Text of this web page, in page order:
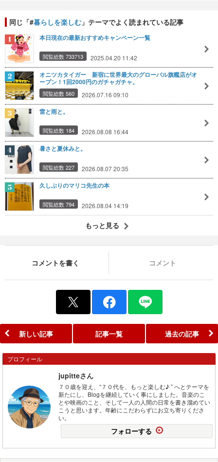
同じ「#暮らしを楽しむ 」テーマでよく読まれている記事
本日現在の最新おすすめキャンペーン一覧
閲覧総数 733713 2025.04.20 11:42
オニツカタイガー 新宿に世界最大のグローバル旗艦店がオ
ープン！1回2000円のガチャガチャ。
閲覧総数 560 2026.07.16 09:10
雷と雨と。
閲覧総数 184 2026.08.08 16:44
暑さと夏休みと。
閲覧総数 227 2026.08.07 20:35
久しぶりのマリコ先生の本
閲覧総数 794 2026.08.04 14:19
もっと見る
コメントを書く コメント
新しい記事 記事一覧 過去の記事
プロフィール
jupitteさん
７０歳を迎え、“７０代を、もっと楽しむ♪ ” へとテーマを
新たにし、Blogを継続していく事にしました。音楽のこ
とや映画のこと、そして一人の人間の日常を書き溜めてい
こうと思います。年齢にこだわらずにお立ち寄りくださ
い。
フォローする